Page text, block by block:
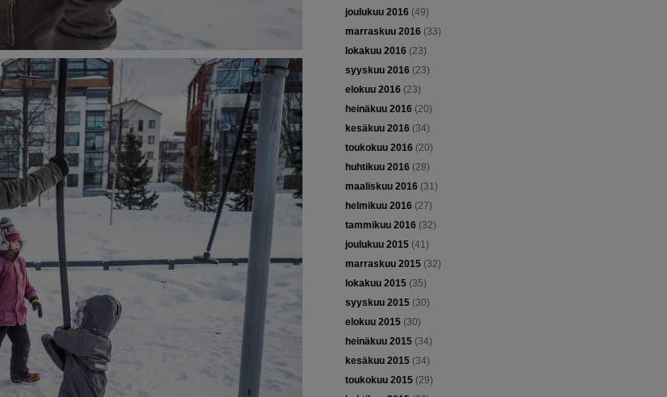
joulukuu 2016 (49)
marraskuu 2016 (33)
lokakuu 2016 (23)
syyskuu 2016 (23)
elokuu 2016 (23)
heinäkuu 2016 (20)
kesäkuu 2016 (34)
toukokuu 2016 (20)
huhtikuu 2016 (28)
maaliskuu 2016 (31)
helmikuu 2016 (27)
tammikuu 2016 (32)
joulukuu 2015(41)
marraskuu 2015(32)
lokakuu 2015(35)
syyskuu 2015(30)
elokuu 2015(30)
heinäkuu 2015(34)
kesäkuu 2015(34)
toukokuu 2015(29)